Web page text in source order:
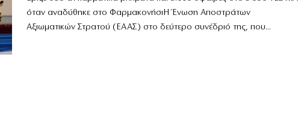
όταν αναδύθηκε στο ΦαρμακονήσιΗ Ένωση Αποστράτων
Αξιωματικών Στρατού (ΕΑΑΣ) στο δεύτερο συνέδριό της, που...